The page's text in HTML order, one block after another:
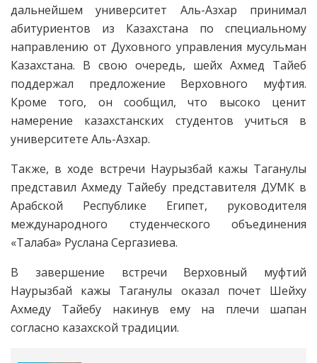
дальнейшем университет Аль-Азхар принимал
абитуриентов из Казахстана по специальному
направлению от Духовного управления мусульман
Казахстана. В свою очередь, шейх Ахмед Тайеб
поддержал предложение Верховного муфтия.
Кроме того, он сообщил, что высоко ценит
намерение казахстанских студентов учиться в
университете Аль-Азхар.
Также, в ходе встречи Наурызбай кажы Таганулы
представил Ахмеду Тайебу представителя ДУМК в
Арабской Республике Египет, руководителя
международного студенческого объединения
«Талаба» Руслана Сергазиева.
В завершение встречи Верховный муфтий
Наурызбай кажы Таганулы оказал почет Шейху
Ахмеду Тайебу накинув ему на плечи шапан
согласно казахской традиции.